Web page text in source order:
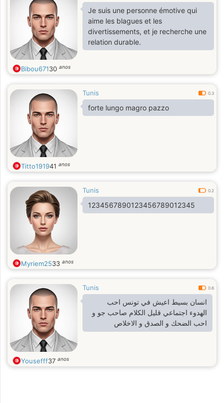
Je suis une personne émotive qui
aime les blagues et les
divertissements, et je recherche une
relation durable.
Bibou67130 anos
Tunis 0.3
forte lungo magro pazzo
Titto191941 anos
Tunis 0.2
1234567890123456789012345
Myriem2533 anos
Tunis 0.6
انسان بسيط اعيش في تونس احب
الهدوء اجتماعي قليل الكلام صاحب جو و
احب الضحك و الصدق و الاخلاص
Yousefff37 anos